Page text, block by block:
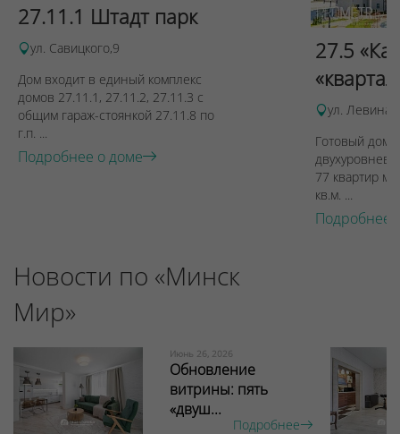
27.11.1 Штадт парк
ул. Савицкого,9
Дом входит в единый комплекс
домов 27.11.1, 27.11.2, 27.11.3 с
общим гараж-стоянкой 27.11.8 по
г.п. ...
Подробнее о доме
27.5
ул. Левина,
Готовый дом
77 квартир
кв.м. ...
Подробнее
Новости по «Минск
Мир»
Июнь 26, 2026
Обновление
витрины: пять
«двуш...
Подробнее